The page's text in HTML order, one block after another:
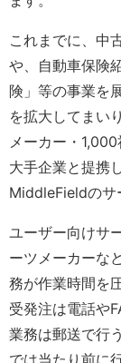
これまでに、中
や、自動車保険
険」等の事業を
を拡大してまい
メーカー・
大手企業と提携
MiddleFieldのサ
ユーザー向けサ
ーツメーカーな
務が作業時間を
受発注は電話や
業務は郵送で行